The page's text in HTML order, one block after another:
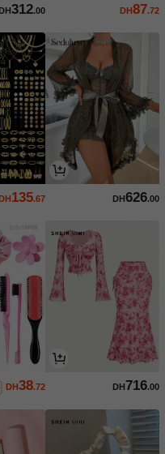
DH87.72
312.00
DH626.00
135.67
DH716.00
DH38.72